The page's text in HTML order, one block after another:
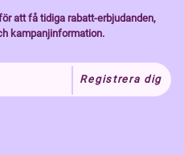
att få tidiga rabatt-erbjudanden,
kampanjinformation.
Registrera dig